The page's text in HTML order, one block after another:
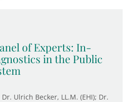
of Experts: In-
in the Public
Dr. Ulrich Becker, LL.M. (EHI); Dr.